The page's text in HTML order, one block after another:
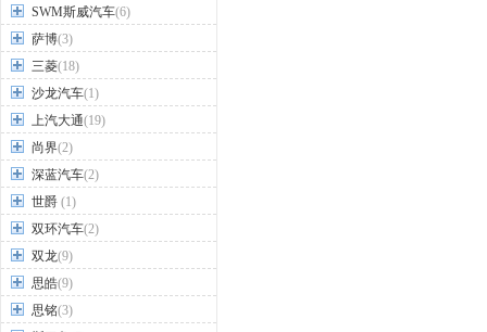
SWM斯威汽车(6)
萨博(3)
三菱(18)
沙龙汽车(1)
上汽大通(19)
尚界(2)
深蓝汽车(2)
世爵 (1)
双环汽车(2)
双龙(9)
思皓(9)
思铭(3)